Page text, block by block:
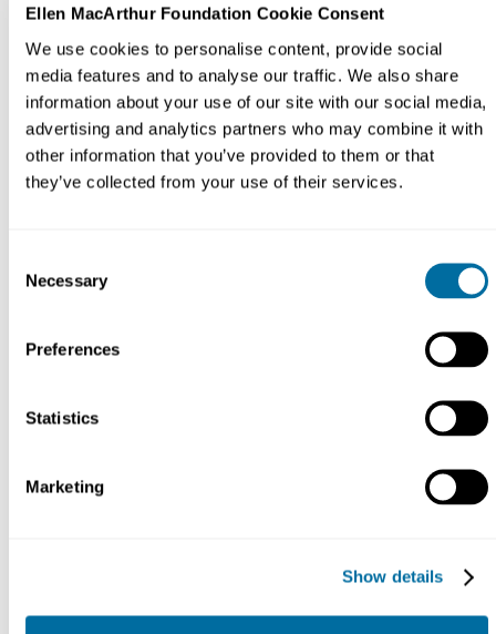
Ellen MacArthur Foundation Cookie Consent
We use cookies to personalise content, provide social
media features and to analyse our traffic. We also share
information about your use of our site with our social media,
advertising and analytics partners who may combine it with
other information that you’ve provided to them or that
they’ve collected from your use of their services.
Selection
Necessary
Preferences
Statistics
Marketing
Show details
até o treinamento de agricultores na produção
regenerativa de alimentos, os governos podem
usar muitos instrumentos políticos diferentes para
desenvolver e ampliar as soluções de economia
circular. Esses seis estudos de caso ilustram como
os governos estão enfrentando alguns dos
desafios da economia linear e exemplificam
elementos de nossas Objetivos universais de
políticas para economia circular.
pela Comunidade de Andhra
Economia Circular da França